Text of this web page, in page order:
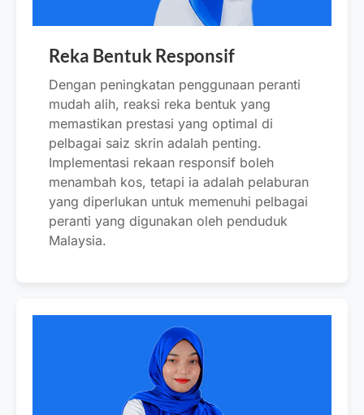
Reka Bentuk Responsif
Dengan peningkatan penggunaan peranti
mudah alih, reaksi reka bentuk yang
memastikan prestasi yang optimal di
pelbagai saiz skrin adalah penting.
Implementasi rekaan responsif boleh
menambah kos, tetapi ia adalah pelaburan
yang diperlukan untuk memenuhi pelbagai
peranti yang digunakan oleh penduduk
Malaysia.